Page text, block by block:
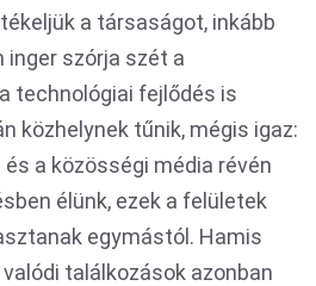
a társaságot, inkább
inger szórja szét a
technológiai fejlődés is
közhelynek tűnik, mégis igaz:
a közösségi média révén
élünk, ezek a felületek
egymástól. Hamis
találkozások azonban